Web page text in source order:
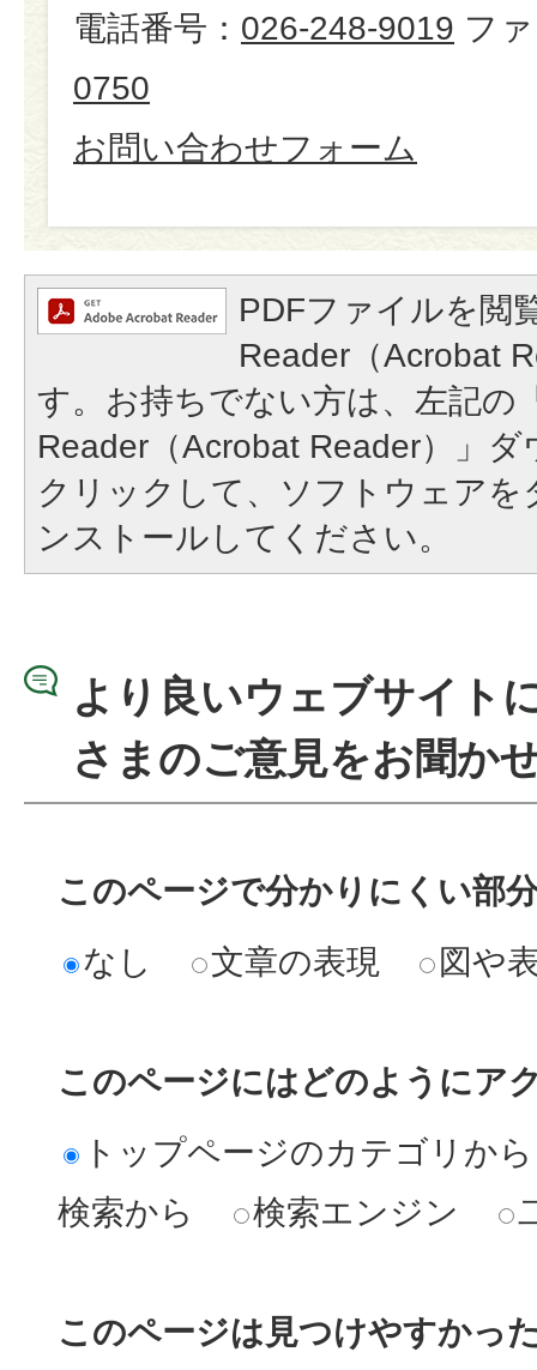
電話番号： 026-248-9019 フ
0750
お問い合わせフォーム
PDFファイルを閲
Reader（Acrobat
す。お持ちでない方は、左記の
Reader（Acrobat Reader）」
クリックして、ソフトウェア
ンストールしてください。
より良いウェブサイト
さまのご意見をお聞か
このページで分かりにくい部
なし
文章の表現 図や
このページにはどのようにア
トップページのカテゴリから
検索から
検索エンジン
このページは見つけやすかっ